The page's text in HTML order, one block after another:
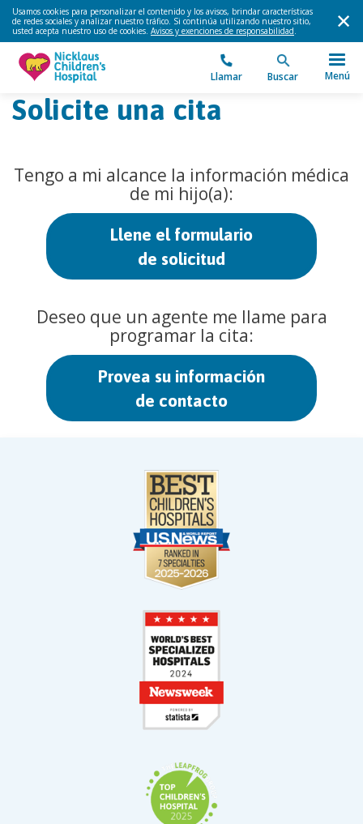
Usamos cookies para personalizar el contenido y los avisos, brindar características
de redes sociales y analizar nuestro tráfico. Si continúa utilizando nuestro sitio,
usted acepta nuestro uso de cookies. Avisos y exenciones de responsabilidad.
Llamar Buscar Menú
Solicite una cita
Tengo a mi alcance la información médica
de mi hijo(a):
Llene el formulario
de solicitud
Deseo que un agente me llame para
programar la cita:
Provea su información
de contacto